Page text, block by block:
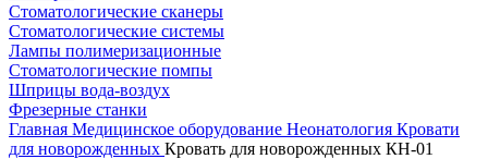
Стоматологические сканеры
Стоматологические системы
Лампы полимеризационные
Стоматологические помпы
Шприцы вода-воздух
Фрезерные станки
Главная Медицинское оборудование Неонатология Кровати
для новорожденных Кровать для новорожденных КН-01